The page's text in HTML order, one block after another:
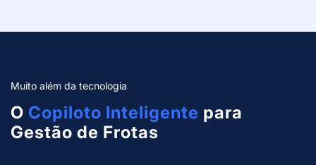
Muito além da tecnologia
O Copiloto Inteligente para
Gestão de Frotas